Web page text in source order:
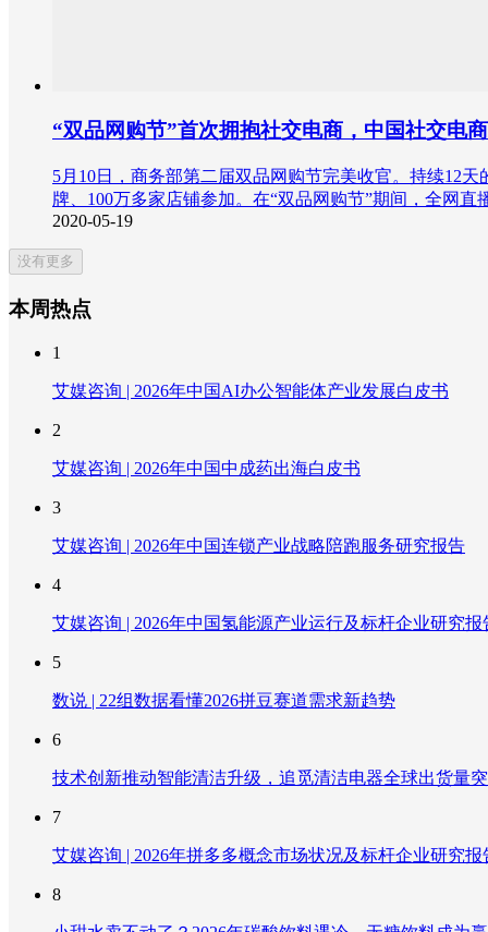
“双品网购节”首次拥抱社交电商，中国社交电
5月10日，商务部第二届双品网购节完美收官。持续12
牌、100万多家店铺参加。在“双品网购节”期间，全网
2020-05-19
没有更多
本周热点
1
艾媒咨询 | 2026年中国AI办公智能体产业发展白皮书
2
艾媒咨询 | 2026年中国中成药出海白皮书
3
艾媒咨询 | 2026年中国连锁产业战略陪跑服务研究报告
4
艾媒咨询 | 2026年中国氢能源产业运行及标杆企业研究报
5
数说 | 22组数据看懂2026拼豆赛道需求新趋势
6
技术创新推动智能清洁升级，追觅清洁电器全球出货量
7
艾媒咨询 | 2026年拼多多概念市场状况及标杆企业研究报
8